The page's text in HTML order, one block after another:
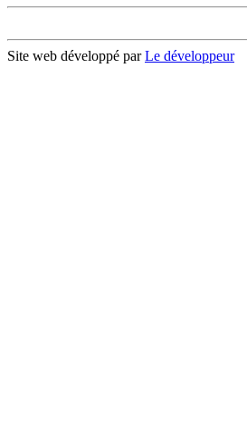
Site web développé parLe développeur